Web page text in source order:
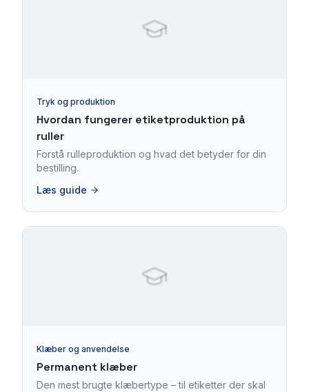
Tryk og produktion
Hvordan fungerer etiketproduktion på
ruller
Forstå rulleproduktion og hvad det betyder for din
bestilling.
Læs guide
Klæber og anvendelse
Permanent klæber
Den mest brugte klæbertype – til etiketter der skal